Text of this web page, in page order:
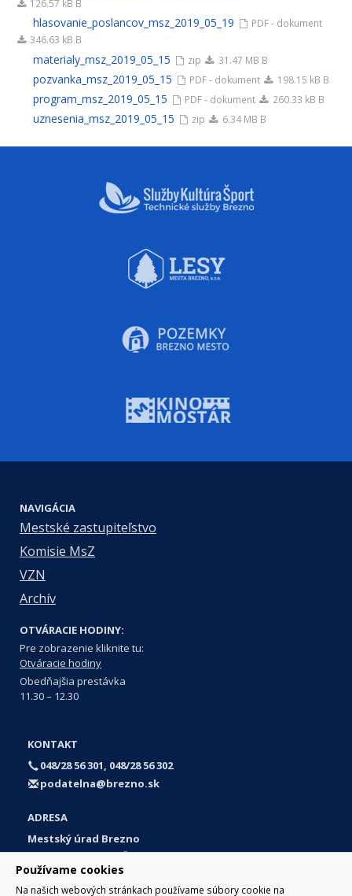
Používame cookies
Na našich webových stránkach používame súbory cookie na
126.57 kB B
hlasovanie_poslancov_msz_2019_05_19
PDF - dokument
346.63 kB B
materialy_msz_2019_05_15 zip 31.47 MB B
pozvanka_msz_2019_05_15 PDF - dokument 198.15 kB B
program_msz_2019_05_15 PDF - dokument 260.33 kB B
uznesenia_msz_2019_05_15 zip 6.34 MB B
NAVIGÁCIA
Mestské zastupiteľstvo
Komisie MsZ
VZN
Archív
OTVÁRACIE HODINY:
Pre zobrazenie kliknite tu:
Otváracie hodiny
Obedňajšia prestávka
11.30 – 12.30
KONTAKT
048/28 56 301, 048/28 56 302
podatelna@brezno.sk
ADRESA
Mestský úrad Brezno
Námestie gen. M. R. Štefánika 1
977 01 Brezno
Slovakia (Slovak Republic)